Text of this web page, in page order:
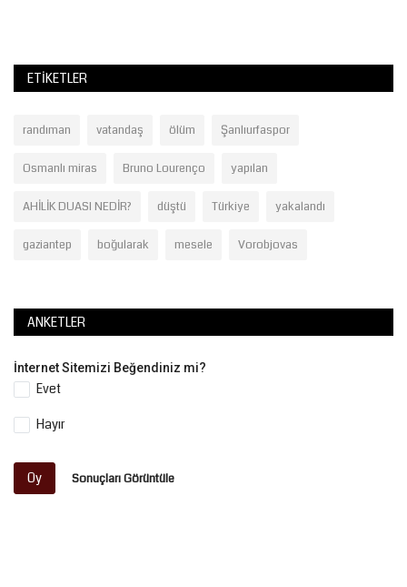
ETIKETLER
randıman vatandaş ölüm Şanlıurfaspor
Osmanlı miras Bruno Lourenço yapılan
AHİLİK DUASI NEDİR? düştü Türkiye yakalandı
gaziantep boğularak mesele Vorobjovas
ANKETLER
İnternet Sitemizi Beğendiniz mi?
Evet
Hayır
Oy Sonuçları Görüntüle